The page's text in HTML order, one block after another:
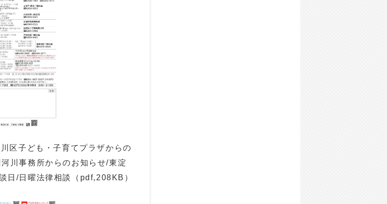
区子ども・子育てプラザからの
川事務所からのお知らせ/東淀
日/日曜法律相談（pdf,208KB）